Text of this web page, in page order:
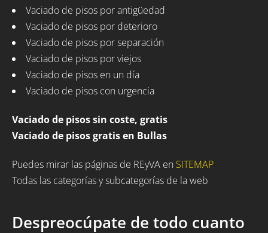
Vaciado de pisos por antigüedad
Vaciado de pisos por deterioro
Vaciado de pisos por separación
Vaciado de pisos por viejos
Vaciado de pisos en un día
Vaciado de pisos con urgencia
Vaciado de pisos sin coste, gratis
Vaciado de pisos gratis en Bullas
Puedes mirar las páginas de REyVA en SITEMAP
Todas las categorías y subcategorías de la web
Despreocúpate de todo cuanto